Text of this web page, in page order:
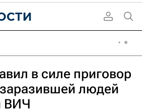
в силе приговор
людей
ВИЧ